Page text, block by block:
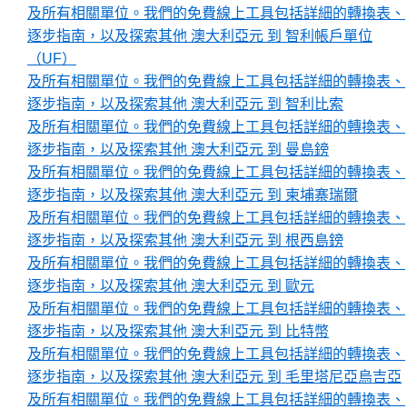
及所有相關單位。我們的免費線上工具包括詳細的轉換表、
逐步指南，以及探索其他 澳大利亞元 到 智利帳戶單位
（UF）
及所有相關單位。我們的免費線上工具包括詳細的轉換表、
逐步指南，以及探索其他 澳大利亞元 到 智利比索
及所有相關單位。我們的免費線上工具包括詳細的轉換表、
逐步指南，以及探索其他 澳大利亞元 到 曼島鎊
及所有相關單位。我們的免費線上工具包括詳細的轉換表、
逐步指南，以及探索其他 澳大利亞元 到 柬埔寨瑞爾
及所有相關單位。我們的免費線上工具包括詳細的轉換表、
逐步指南，以及探索其他 澳大利亞元 到 根西島鎊
及所有相關單位。我們的免費線上工具包括詳細的轉換表、
逐步指南，以及探索其他 澳大利亞元 到 歐元
及所有相關單位。我們的免費線上工具包括詳細的轉換表、
逐步指南，以及探索其他 澳大利亞元 到 比特幣
及所有相關單位。我們的免費線上工具包括詳細的轉換表、
逐步指南，以及探索其他 澳大利亞元 到 毛里塔尼亞烏吉亞
及所有相關單位。我們的免費線上工具包括詳細的轉換表、